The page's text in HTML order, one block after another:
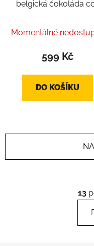
belgická čokoláda
Momentálně
599 Kč
DO KOŠÍKU
13